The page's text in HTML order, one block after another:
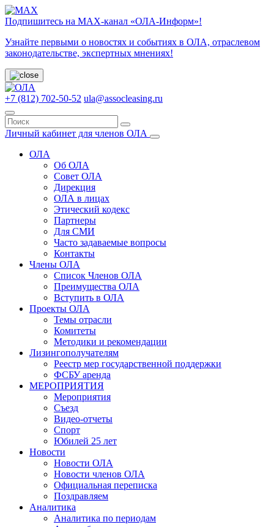
Подпишитесь на МАХ-канал «ОЛА-Информ»!
Узнайте первыми о новостях и событиях в ОЛА, отраслевом
законодательстве, экспертных мнениях!
+7 (812) 702-50-52 ula@assocleasing.ru
Личный кабинет для членов ОЛА
ОЛА
Об ОЛА
Совет ОЛА
Дирекция
ОЛА в лицах
Этический кодекс
Партнеры
Для СМИ
Часто задаваемые вопросы
Контакты
Члены ОЛА
Список Членов ОЛА
Преимущества ОЛА
Вступить в ОЛА
Проекты ОЛА
Темы отрасли
Комитеты
Методики и рекомендации
Лизингополучателям
Реестр мер государственной поддержки
ФСБУ аренда
МЕРОПРИЯТИЯ
Мероприятия
Съезд
Видео-отчеты
Спорт
Юбилей 25 лет
Новости
Новости ОЛА
Новости членов ОЛА
Официальная переписка
Поздравляем
Аналитика
Аналитика по периодам